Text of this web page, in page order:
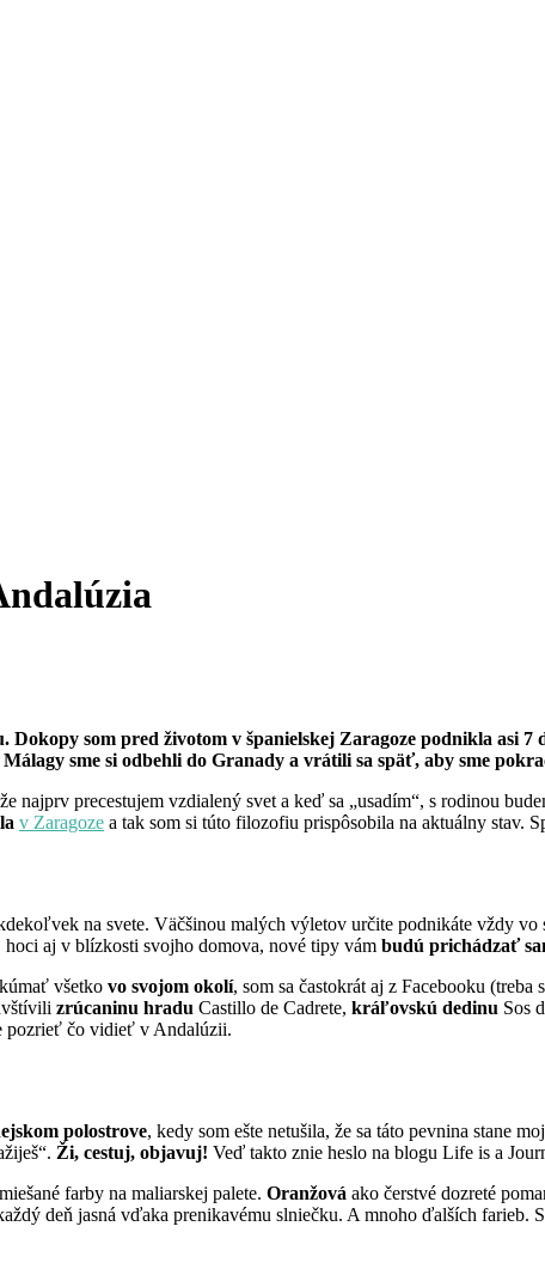
Dokopy som pred životom v španielskej Zaragoze podnikla asi
sme si odbehli do Granady a vrátili sa späť, aby sme
najprv precestujem vzdialený svet a keď sa „usadím“, s rodinou
v Zaragoze a tak som si túto filozofiu prispôsobila na aktuálny stav.
na svete. Väčšinou malých výletov určite podnikáte vždy
aj v blízkosti svojho domova, nové tipy vám budú prichádzať
všetko vo svojom okolí, som sa častokrát aj z Facebooku
zrúcaninu hradu Castillo de Cadrete, kráľovskú dedinu Sos
pozrieť čo vidieť v Andalúzii.
polostrove, kedy som ešte netušila, že sa táto pevnina stane
Ži, cestuj, objavuj! Veď takto znie heslo na blogu Life is a
farby na maliarskej palete. Oranžová ako čerstvé dozreté
deň jasná vďaka prenikavému slniečku. A mnoho ďalších farieb.